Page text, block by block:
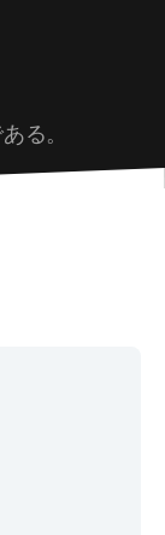
る。